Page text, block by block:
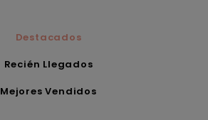
Destacados
Recién Llegados
Mejores Vendidos